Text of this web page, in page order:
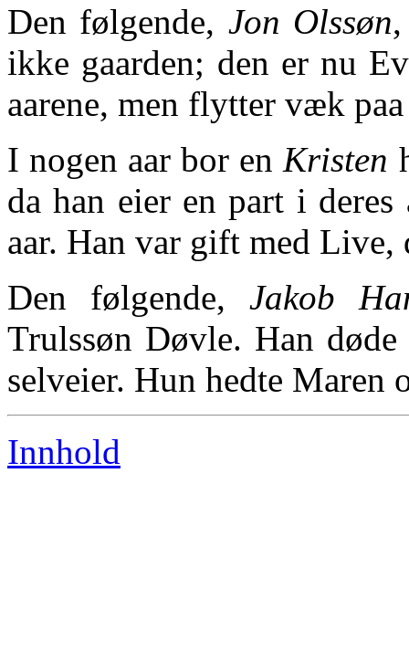
Den følgende, Jon Olssøn
ikke gaarden; den er nu
aarene, men flytter væk
I nogen aar bor enKristen
da han eier en part i
aar. Han var gift med Live,
Den følgende, Jakob
Trulssøn Døvle. Han
selveier. Hun hedte Maren
Innhold